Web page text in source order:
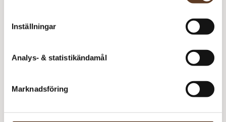
Inställningar
Analys- & statistikändamål
Marknadsföring
Produktinformation